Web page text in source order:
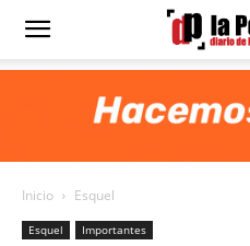
Diario
Portada
Inicio Esquel
Esquel Importantes